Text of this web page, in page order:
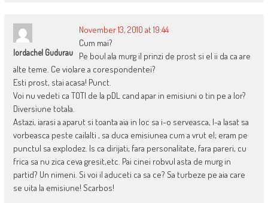
Iordachel Gudurau
November 13, 2010 at 19:44
Cum mai?
Pe boul ala murg il prinzi de prost si el ii da ca are
alte teme. Ce violare a corespondentei?
Esti prost, stai acasa! Punct.
Voi nu vedeti ca TOTI de la pDL cand apar in emisiuni o tin pe a lor?
Diversiune totala.
Astazi, iarasi a aparut si toanta aia in loc sa i-o serveasca, l-a lasat sa
vorbeasca peste cailalti , sa duca emisiunea cum a vrut el; eram pe
punctul sa explodez. Is ca dirijati; fara personalitate, fara pareri, cu
frica sa nu zica ceva gresit,etc. Pai cinei robvul asta de murg in
partid? Un nimeni. Si voi il aduceti ca sa ce? Sa turbeze pe aia care
se uita la emisiune! Scarbos!